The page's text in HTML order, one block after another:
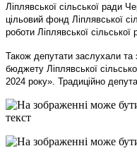
Ліплявської сільської ради
цільовий фонд Ліплявської
роботи Ліплявської сільської
Також депутати заслухали та
бюджету Ліплявської
2024 року». Традиційно